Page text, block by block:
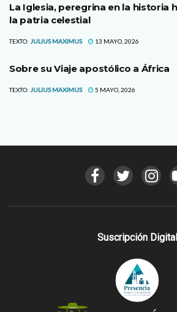
La Iglesia, peregrina en la historia
la patria celestial
TEXTO: JULIUS MAXIMUS 13 MAYO, 2026
Sobre su Viaje apostólico a África
TEXTO: JULIUS MAXIMUS 5 MAYO, 2026
Suscripción Digital